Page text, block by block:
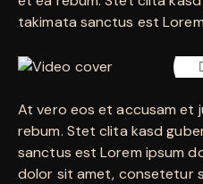
takimata sanctus est
At vero eos et accusam et
rebum. Stet clita kasd
sanctus est Lorem ipsum
dolor sit amet, consetetur